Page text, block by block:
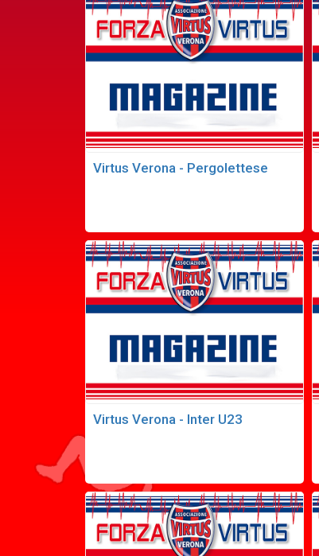
Virtus Verona - Pergolettese
Virtus Verona - Inter U23